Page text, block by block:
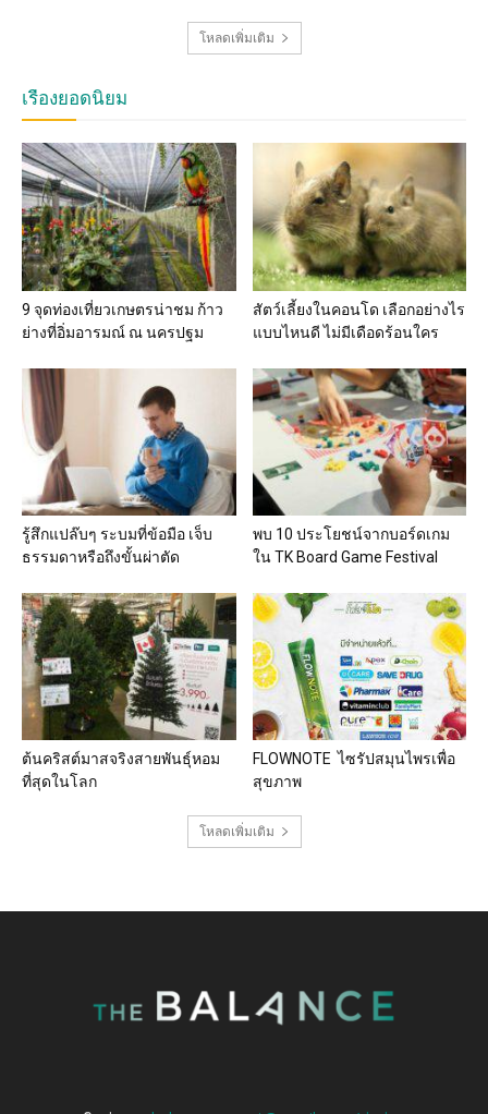
โหลดเพิ่มเติม
เรื่องยอดนิยม
9 จุดท่องเที่ยวเกษตรน่าชม ก้าว
ย่างที่อิ่มอารมณ์ ณ นครปฐม
สัตว์เลี้ยงในคอนโด เลือกอย่างไร
แบบไหนดี ไม่มีเดือดร้อนใคร
รู้สึกแปล๊บๆ ระบมที่ข้อมือ เจ็บ
ธรรมดาหรือถึงขั้นผ่าตัด
พบ 10 ประโยชน์จากบอร์ดเกม
ใน TK Board Game Festival
ต้นคริสต์มาสจริงสายพันธุ์หอม
ที่สุดในโลก
FLOWNOTE ไซรัปสมุนไพรเพื่อ
สุขภาพ
โหลดเพิ่มเติม